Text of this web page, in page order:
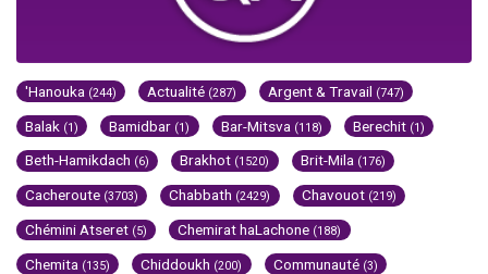
'Hanouka (244) Actualité (287) Argent & Travail (747)
Balak (1) Bamidbar (1) Bar-Mitsva (118) Berechit (1)
Beth-Hamikdach (6) Brakhot (1520) Brit-Mila (176)
Cacheroute (3703) Chabbath (2429) Chavouot (219)
Chémini Atseret (5) Chemirat haLachone (188)
Chemita (135) Chiddoukh (200) Communauté (3)